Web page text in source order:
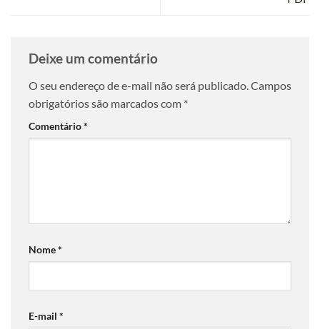
Deixe um comentário
O seu endereço de e-mail não será publicado.Campos
obrigatórios são marcados com *
Comentário*
Nome*
E-mail *